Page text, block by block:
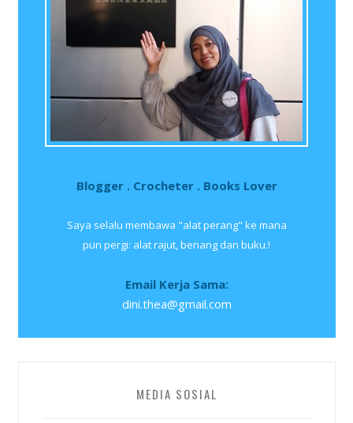
Blogger . Crocheter . Books Lover
Saya selalu membawa "alat perang" ke mana
pun pergi: alat rajut, benang dan buku.!
Email Kerja Sama:
dini.thea@gmail.com
MEDIA SOSIAL